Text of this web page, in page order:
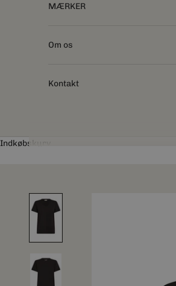
MÆRKER
Om os
Kontakt
Indkøbskurv